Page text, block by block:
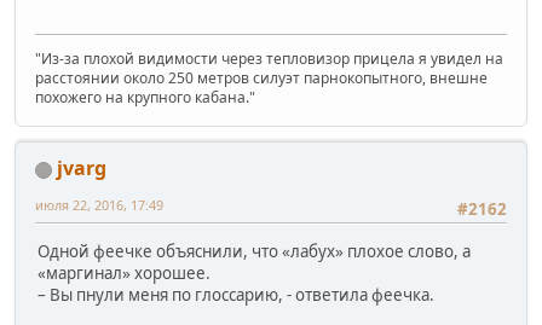
"Из-за плохой видимости через тепловизор прицела я увидел на
расстоянии около 250 метров силуэт парнокопытного, внешне
похожего на крупного кабана."
jvarg
#2162
июля 22, 2016, 17:49
Одной феечке объяснили, что «лабух» плохое слово, а
«маргинал» хорошее.
– Вы пнули меня по глоссарию, - ответила феечка.